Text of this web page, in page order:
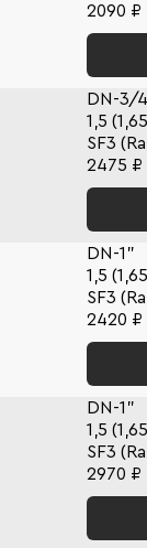
2090 ₽
DN-3/
1,5
SF3
2475 ₽
DN-1"
1,5
SF3
2420 ₽
DN-1"
1,5
SF3
2970 ₽